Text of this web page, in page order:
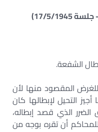
الشفعة.
المقصود منها لأن
التحيل لإبطالها كان
الذي قصد إبطاله،
أن تقره بوجه من